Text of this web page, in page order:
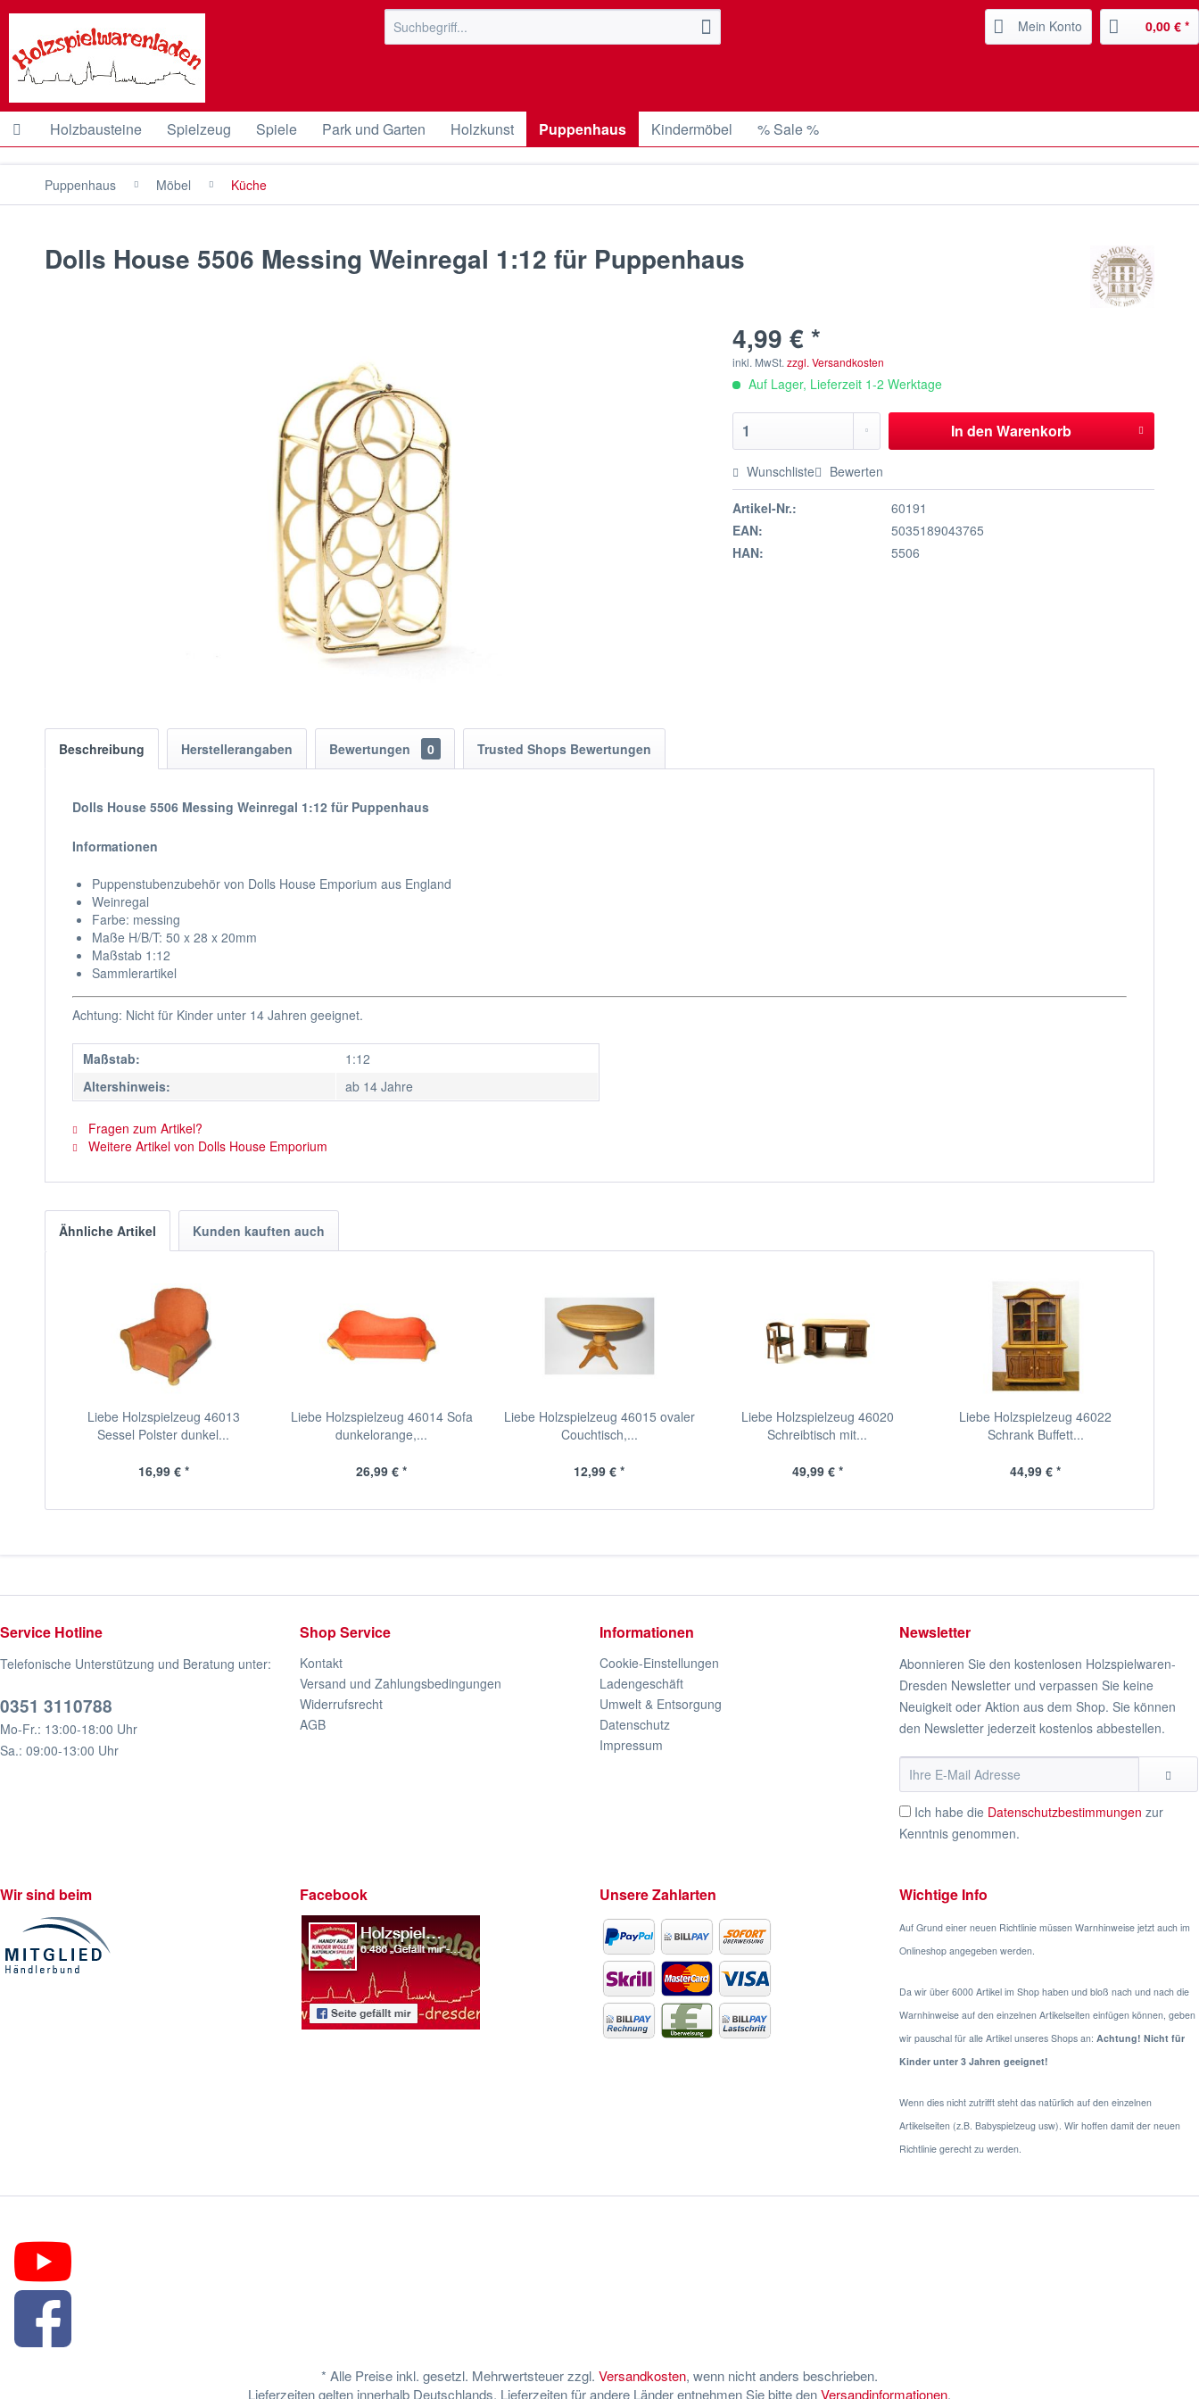
Mein Konto 0,00 € *
Holzbausteine Spielzeug Spiele Park und Garten Holzkunst Puppenhaus Kindermöbel % Sale %
Puppenhaus Möbel Küche
Dolls House 5506 Messing Weinregal 1:12 für Puppenhaus
4,99 € *
inkl. MwSt.zzgl. Versandkosten
Auf Lager, Lieferzeit 1-2 Werktage
In den Warenkorb
Wunschliste Bewerten
Artikel-Nr.:
60191
EAN:
5035189043765
HAN:
5506
Beschreibung Herstellerangaben Bewertungen 0 Trusted Shops Bewertungen
Dolls House 5506 Messing Weinregal 1:12 für Puppenhaus
Informationen
Puppenstubenzubehör von Dolls House Emporium aus England
Weinregal
Farbe: messing
Maße H/B/T: 50 x 28 x 20mm
Maßstab 1:12
Sammlerartikel
Achtung: Nicht für Kinder unter 14 Jahren geeignet.
Maßstab:
1:12
Altershinweis:
ab 14 Jahre
Fragen zum Artikel?
Weitere Artikel von Dolls House Emporium
Ähnliche Artikel Kunden kauften auch
Liebe Holzspielzeug 46013
Sessel Polster dunkel...
16,99 € *
Liebe Holzspielzeug 46014 Sofa
dunkelorange,...
26,99 € *
Liebe Holzspielzeug 46015 ovaler
Couchtisch,...
12,99 € *
Liebe Holzspielzeug 46020
Schreibtisch mit...
49,99 € *
Liebe Holzspielzeug 46022
Schrank Buffett...
44,99 € *
Service Hotline
Telefonische Unterstützung und Beratung unter:
0351 3110788
Mo-Fr.: 13:00-18:00 Uhr
Sa.: 09:00-13:00 Uhr
Shop Service
Kontakt
Versand und Zahlungsbedingungen
Widerrufsrecht
AGB
Informationen
Cookie-Einstellungen
Ladengeschäft
Umwelt & Entsorgung
Datenschutz
Impressum
Newsletter
Abonnieren Sie den kostenlosen Holzspielwaren-
Dresden Newsletter und verpassen Sie keine
Neuigkeit oder Aktion aus dem Shop. Sie können
den Newsletter jederzeit kostenlos abbestellen.
Ich habe die Datenschutzbestimmungen zur
Kenntnis genommen.
Wir sind beim Facebook Unsere Zahlarten Wichtige Info
Auf Grund einer neuen Richtlinie müssen Warnhinweise jetzt auch im
Onlineshop angegeben werden.
Da wir über 6000 Artikel im Shop haben und bloß nach und nach die
Warnhinweise auf den einzelnen Artikelseiten einfügen können, geben
wir pauschal für alle Artikel unseres Shops an: Achtung! Nicht für
Kinder unter 3 Jahren geeignet!
Wenn dies nicht zutrifft steht das natürlich auf den einzelnen
Artikelseiten (z.B. Babyspielzeug usw). Wir hoffen damit der neuen
Richtlinie gerecht zu werden.
* Alle Preise inkl. gesetzl. Mehrwertsteuer zzgl. Versandkosten, wenn nicht anders beschrieben.
Lieferzeiten gelten innerhalb Deutschlands, Lieferzeiten für andere Länder entnehmen Sie bitte denVersandinformationen.